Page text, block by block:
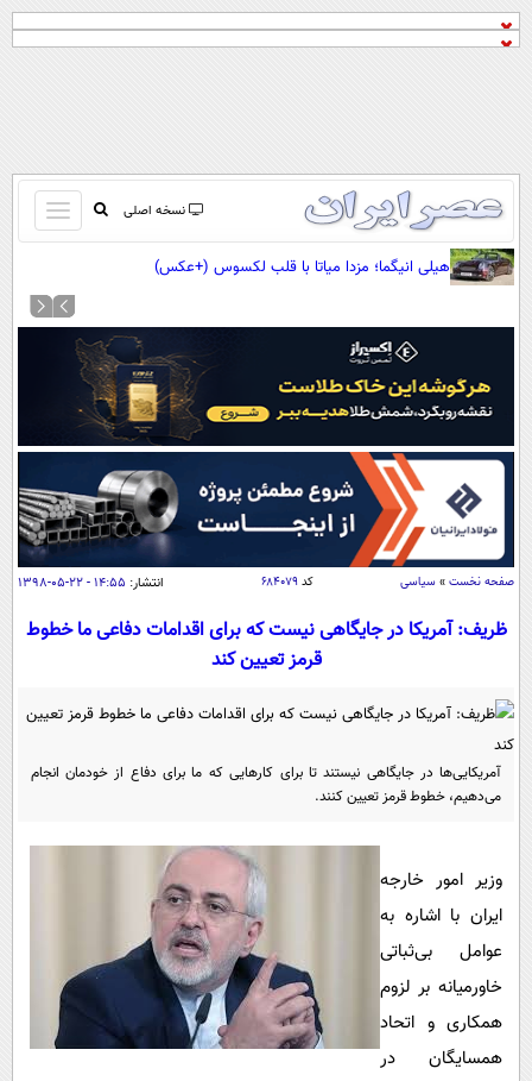
نسخه اصلی
باز
و
کردن
صفحه اول
آرشیو
نظرسنجی
آب و هوا
اوقات شرعی
سواد زندگی
اقتصاد
اقتصادی
خودرو
جامعه
اجتماعی
حوادث
سفر و تفریح
ورزشی
بین الملل
علم و دانش
علمی
اخبار کریپتو
گوناگون
سرگرمی
باشگاه مغز
مجله تصویری سلاح
فیلم
اقتصاد
ورزش
سیاست
عصر ایران 2
خواندنی ها و دیدنی ها
داستان کوتاه
آموزش زبان
هیلی انیگما؛ مزدا میاتا با قلب لکسوس (+عکس)
صفحه نخست » سیاسی کد۶۸۴۰۷۹ انتشار: ۱۴:۵۵ - ۲۲-۰۵-۱۳۹۸
ظریف: آمریکا در جایگاهی نیست که برای اقدامات دفاعی ما خطوط
قرمز تعیین کند
آمریکایی‌ها در جایگاهی نیستند تا برای کارهایی که ما برای دفاع از خودمان انجام
می‌دهیم، خطوط قرمز تعیین کنند.
وزیر امور خارجه
ایران با اشاره به
عوامل بی‌ثباتی
خاورمیانه بر لزوم
همکاری و اتحاد
همسایگان در